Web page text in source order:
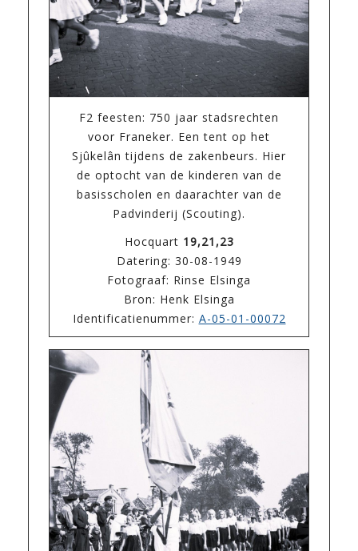
F2 feesten: 750 jaar stadsrechten
voor Franeker. Een tent op het
Sjûkelân tijdens de zakenbeurs. Hier
de optocht van de kinderen van de
basisscholen en daarachter van de
Padvinderij (Scouting).
Hocquart 19,21,23
Datering: 30-08-1949
Fotograaf: Rinse Elsinga
Bron: Henk Elsinga
Identificatienummer: A-05-01-00072